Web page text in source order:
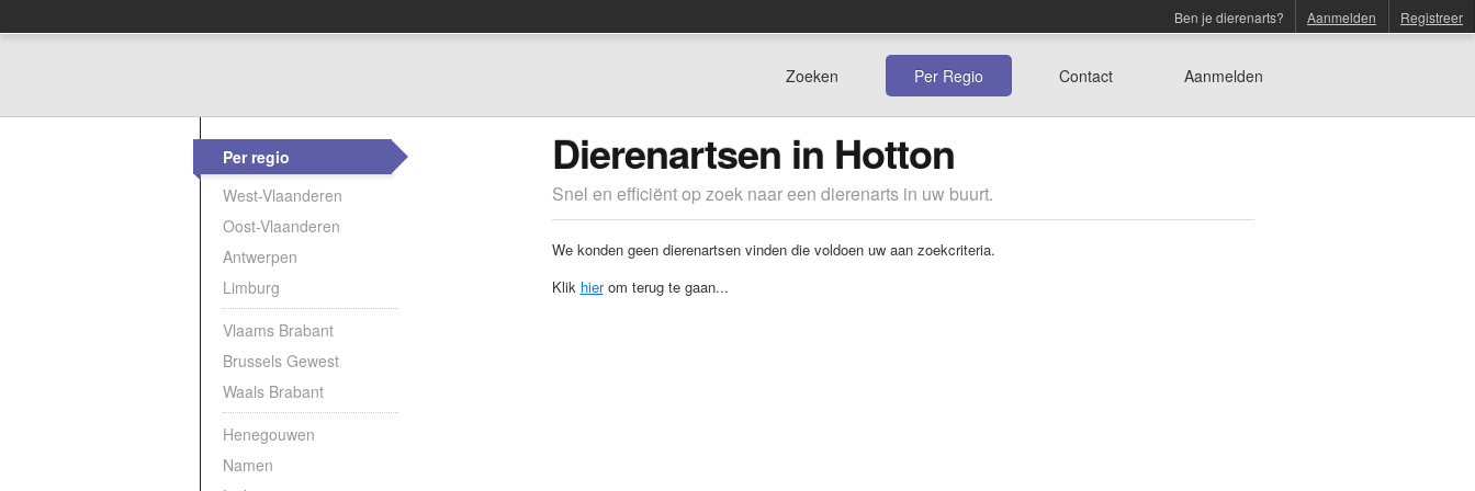
Aanmelden Registreer
Ben je dierenarts?
Zoeken Per Regio Contact Aanmelden
Per regio
West-Vlaanderen
Oost-Vlaanderen
Antwerpen
Limburg
Vlaams Brabant
Brussels Gewest
Waals Brabant
Henegouwen
Namen
Dierenartsen in Hotton
Snel en efficiënt op zoek naar een dierenarts in uw buurt.
We konden geen dierenartsen vinden die voldoen uw aan zoekcriteria.
Klik hierom terug te gaan...